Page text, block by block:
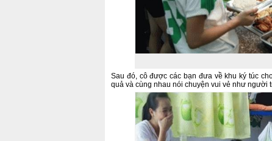
Sau đó, cô được các bạn đưa về khu ký túc
quả và cùng nhau nói chuyện vui vẻ như người